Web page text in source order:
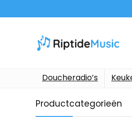
Doucheradio’s
Productcategorieën